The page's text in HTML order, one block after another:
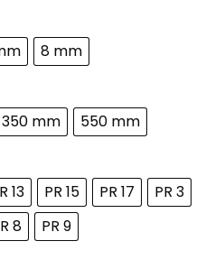
8 mm
350 mm
550 mm
13 PR 15 PR 17
PR 3
8 PR 9